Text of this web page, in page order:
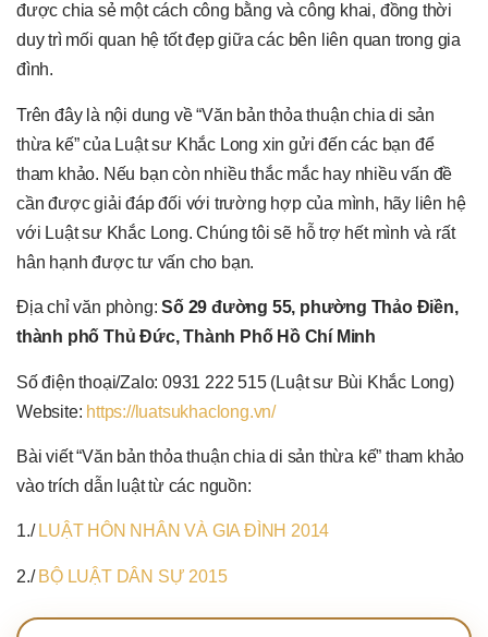
được chia sẻ một cách công bằng và công khai, đồng thời
duy trì mối quan hệ tốt đẹp giữa các bên liên quan trong gia
đình.
Trên đây là nội dung về “Văn bản thỏa thuận chia di sản
thừa kế” của Luật sư Khắc Long xin gửi đến các bạn để
tham khảo. Nếu bạn còn nhiều thắc mắc hay nhiều vấn đề
cần được giải đáp đối với trường hợp của mình, hãy liên hệ
với Luật sư Khắc Long. Chúng tôi sẽ hỗ trợ hết mình và rất
hân hạnh được tư vấn cho bạn.
Địa chỉ văn phòng:Số 29 đường 55, phường Thảo Điền,
thành phố Thủ Đức, Thành Phố Hồ Chí Minh
Số điện thoại/Zalo: 0931 222 515 (Luật sư Bùi Khắc Long)
Website: https://luatsukhaclong.vn/
Bài viết “Văn bản thỏa thuận chia di sản thừa kế” tham khảo
vào trích dẫn luật từ các nguồn:
1./ LUẬT HÔN NHÂN VÀ GIA ĐÌNH 2014
2./ BỘ LUẬT DÂN SỰ 2015